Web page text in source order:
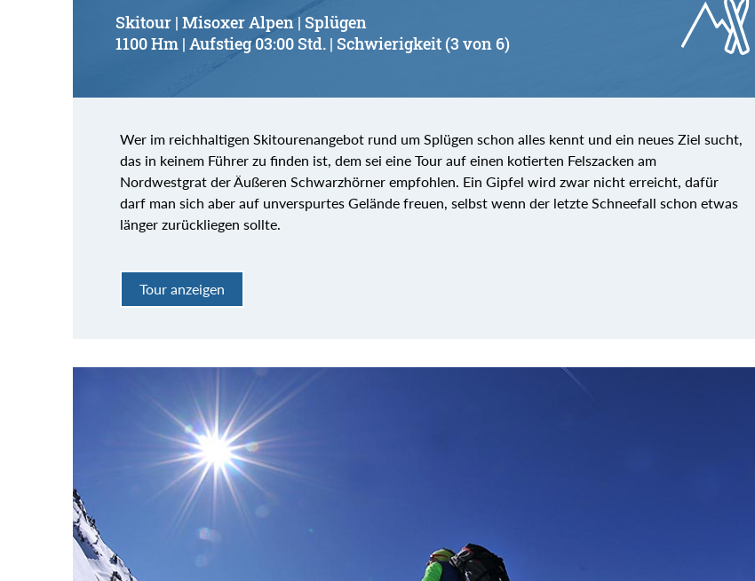
Skitour | Misoxer Alpen | Splügen
1100 Hm | Aufstieg 03:00 Std. | Schwierigkeit (3 von 6)
Wer im reichhaltigen Skitourenangebot rund um Splügen schon alles kennt und ein neues Ziel sucht,
das in keinem Führer zu finden ist, dem sei eine Tour auf einen kotierten Felszacken am
Nordwestgrat der Äußeren Schwarzhörner empfohlen. Ein Gipfel wird zwar nicht erreicht, dafür
darf man sich aber auf unverspurtes Gelände freuen, selbst wenn der letzte Schneefall schon etwas
länger zurückliegen sollte.
Tour anzeigen